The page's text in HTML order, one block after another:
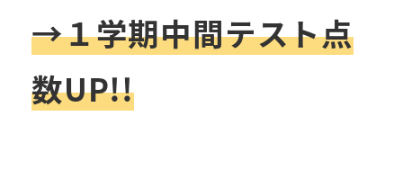
→１学期中間テスト点
数UP!!